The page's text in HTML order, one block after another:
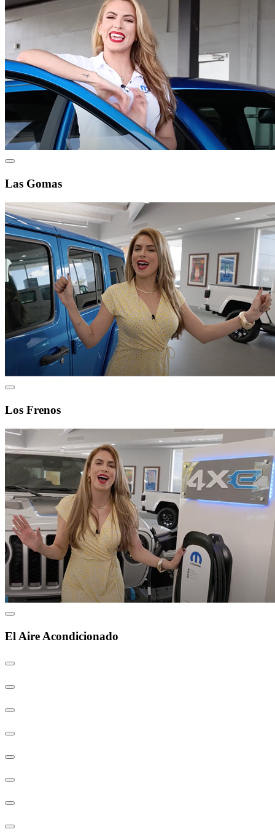
Las Gomas
Los Frenos
El Aire Acondicionado